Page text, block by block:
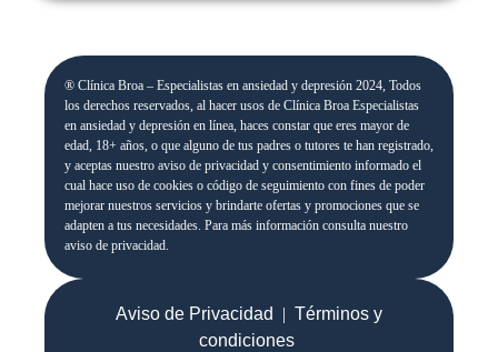
Aviso de Privacidad | Términos y
condiciones
® Clínica Broa – Especialistas en ansiedad y depresión 2024, Todos
los derechos reservados, al hacer usos de Clínica Broa Especialistas
en ansiedad y depresión en línea, haces constar que eres mayor de
edad, 18+ años, o que alguno de tus padres o tutores te han registrado,
y aceptas nuestro aviso de privacidad y consentimiento informado el
cual hace uso de cookies o código de seguimiento con fines de poder
mejorar nuestros servicios y brindarte ofertas y promociones que se
adapten a tus necesidades. Para más información consulta nuestro
aviso de privacidad.